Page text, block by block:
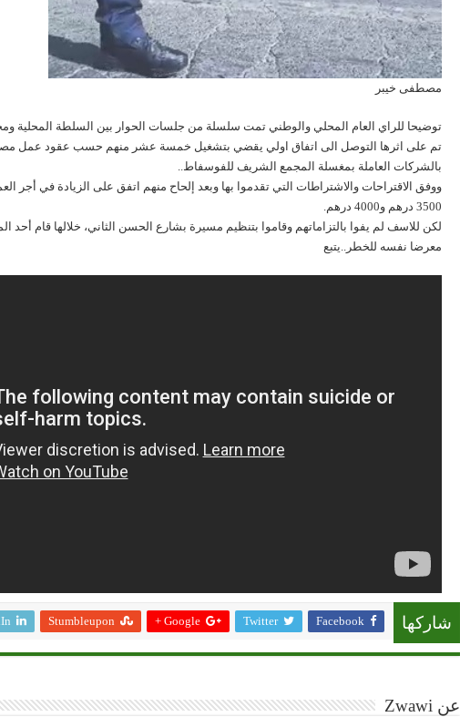
مصطفى خيبر
توضيحا للراي العام المحلي والوطني تمت سلسلة من جلسات الحوار بين السلطة المحلية
تم على اثرها التوصل الى اتفاق اولي يقضي بتشغيل خمسة عشر منهم حسب عقود عمل
بالشركات العاملة بمغسلة المجمع الشريف للفوسفاط..
ووفق الاقتراحات والاشتراطات التي تقدموا بها وبعد إلحاح منهم اتفق على الزيادة في أجر
3500 درهم و4000 درهم.
لكن للاسف لم يفوا بالتزاماتهم وقاموا بتنظيم مسيرة بشارع الحسن الثاني، خلالها قام أحد
معرضا نفسه للخطر..يتبع
شاركها Facebook
Twitter
Google +
Stumbleupon
عن Zwawi